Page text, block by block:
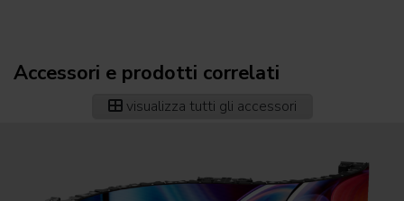
Accessori e prodotti correlati
visualizza tutti gli accessori